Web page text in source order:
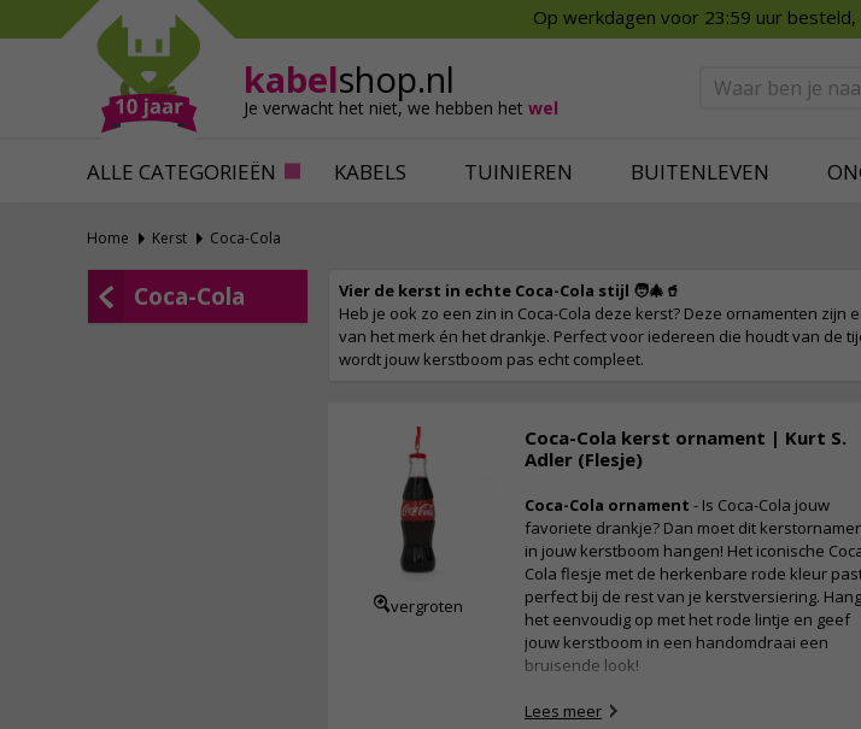
Op werkdagen voor 23:59 uur besteld,
kabelshop.nl
Je verwacht het niet, we hebben het wel
ALLE CATEGORIEËN KABELS TUINIEREN BUITENLEVEN
Mollen verjagen
Slakken bestrijden
Katten verjagen
Alles tegen ongedierte
Verfbenodigdheden
Behangbenodigdheden
Ventilatie
Smart Home
Deurbellen
Home Kerst Coca-Cola
Coca-Cola
Vier de kerst in echte Coca-Cola stijl 🧑‍🎄🥤
Heb je ook zo een zin in Coca-Cola deze kerst? Deze ornamenten
van het merk én het drankje. Perfect voor iedereen die houdt van de
wordt jouw kerstboom pas echt compleet.
vergroten
Coca-Cola kerst ornament | Kurt S.
Adler (Flesje)
Coca-Cola ornament - Is Coca-Cola jouw
favoriete drankje? Dan moet dit
in jouw kerstboom hangen! Het iconische
Cola flesje met de herkenbare rode kleur
perfect bij de rest van je kerstversiering. Hang
het eenvoudig op met het rode lintje en geef
jouw kerstboom in een handomdraai een
bruisende look!
Lees meer